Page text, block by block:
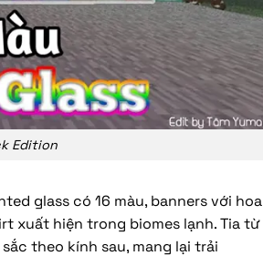
Edition
glass có 16 màu, banners với hoa
xuất hiện trong biomes lạnh. Tia từ
theo kính sau, mang lại trải